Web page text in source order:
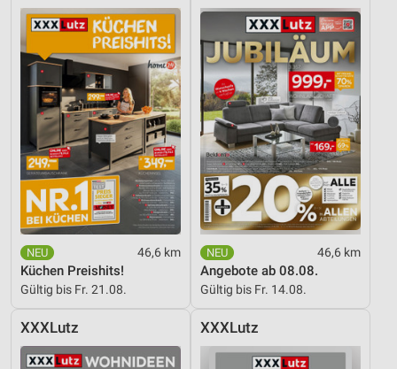
46,6 km
Küchen Preishits!
Gültig bis Fr. 21.08.
46,6 km
Angebote ab 08.08.
Gültig bis Fr. 14.08.
XXXLutz XXXLutz